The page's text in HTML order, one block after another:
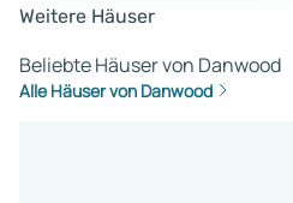
Weitere Häuser
Beliebte Häuser von Danwood
Alle Häuser von Danwood